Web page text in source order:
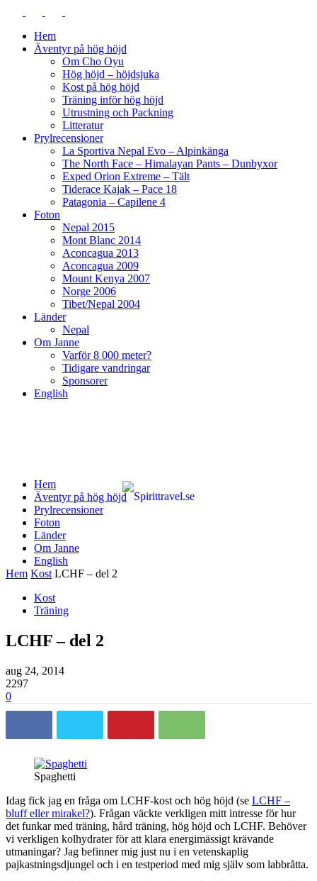
Hem
Äventyr på hög höjd
Om Cho Oyu
Hög höjd – höjdsjuka
Kost på hög höjd
Träning inför hög höjd
Utrustning och Packning
Litteratur
Prylrecensioner
La Sportiva Nepal Evo – Alpinkänga
The North Face – Himalayan Pants – Dunbyxor
Exped Orion Extreme – Tält
Tiderace Kajak – Pace 18
Patagonia – Capilene 4
Foton
Nepal 2015
Mont Blanc 2014
Aconcagua 2013
Aconcagua 2009
Mount Kenya 2007
Norge 2006
Tibet/Nepal 2004
Länder
Nepal
Om Janne
Varför 8 000 meter?
Tidigare vandringar
Sponsorer
English
Hem
Äventyr på hög höjd
Prylrecensioner
Foton
Länder
Om Janne
English
Hem Kost LCHF – del 2
Kost
Träning
LCHF – del 2
aug 24, 2014
2297
0
Spaghetti
Idag fick jag en fråga om LCHF-kost och hög höjd (se LCHF –
bluff eller mirakel?). Frågan väckte verkligen mitt intresse för hur
det funkar med träning, hård träning, hög höjd och LCHF. Behöver
vi verkligen kolhydrater för att klara energimässigt krävande
utmaningar? Jag befinner mig just nu i en vetenskaplig
pajkastningsdjungel och i en testperiod med mig själv som labbråtta.